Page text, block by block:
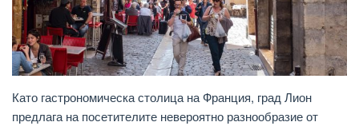
Като гастрономическа столица на Франция, град Лион
предлага на посетителите невероятно разнообразие от